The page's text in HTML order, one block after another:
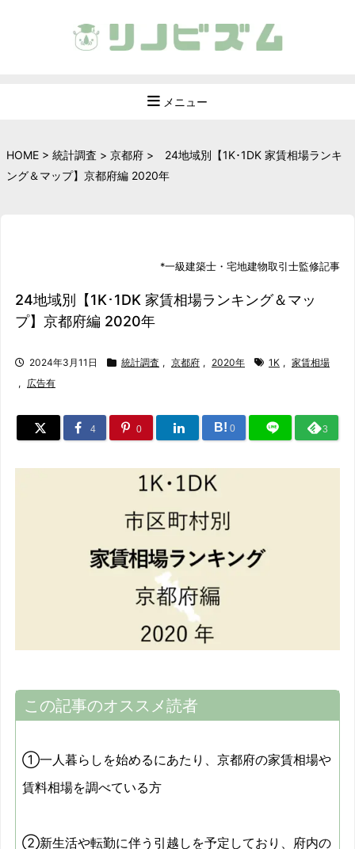
メニュー
HOME > 統計調査 > 京都府 >
24地域別【1K･1DK 家賃相場ランキ
ング＆マップ】京都府編 2020年
*一級建築士 ・ 宅地建物取引士監修記事
24地域別【1K･1DK 家賃相場ランキング＆マッ
プ】京都府編 2020年
2024年3月11日 統計調査 , 京都府 , 2020年 1K , 家賃相場
,
広告有
4 0 B! 0 3
この記事のオススメ読者
①一人暮らしを始めるにあたり、京都府の家賃相場や
賃料相場を調べている方
②新生活や転勤に伴う引越しを予定しており、府内の